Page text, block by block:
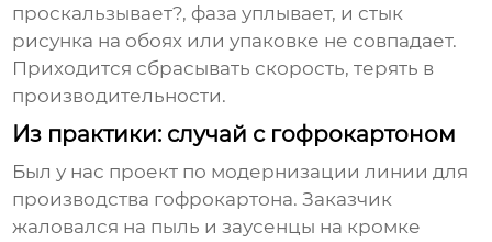
проскальзывает?, фаза уплывает, и стык
рисунка на обоях или упаковке не совпадает.
Приходится сбрасывать скорость, терять в
производительности.
Из практики: случай с гофрокартоном
Был у нас проект по модернизации линии для
производства гофрокартона. Заказчик
жаловался на пыль и заусенцы на кромке